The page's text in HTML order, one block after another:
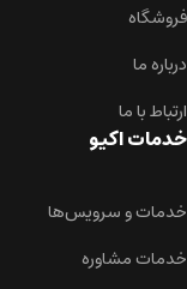
فروشگاه
درباره ما
ارتباط با ما
خدمات اکیو
خدمات و سرویس‌ها
خدمات مشاوره